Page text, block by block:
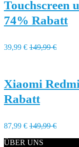
Touchscreen
74% Rabatt
39,99 € 149,99 €
Xiaomi
Rabatt
87,99 € 149,99 €
ÜBER UNS